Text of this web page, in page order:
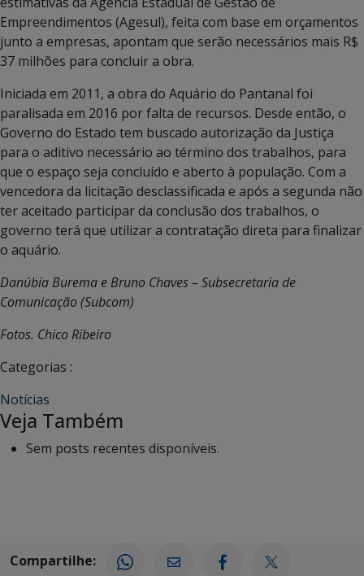
Empreendimentos (Agesul), feita com base em orçamentos
junto a empresas, apontam que serão necessários mais R$
37 milhões para concluir a obra.
Iniciada em 2011, a obra do Aquário do Pantanal foi
paralisada em 2016 por falta de recursos. Desde então, o
Governo do Estado tem buscado autorização da Justiça
para o aditivo necessário ao término dos trabalhos, para
que o espaço seja concluído e aberto à população. Com a
vencedora da licitação desclassificada e após a segunda não
ter aceitado participar da conclusão dos trabalhos, o
governo terá que utilizar a contratação direta para finalizar
o aquário.
Danúbia Burema e Bruno Chaves – Subsecretaria de
Comunicação (Subcom)
Fotos. Chico Ribeiro
Categorias :
Notícias
Veja Também
Sem posts recentes disponíveis.
Compartilhe: